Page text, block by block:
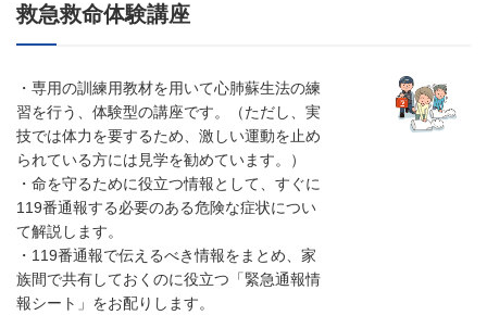
救急救命体験講座
・専用の訓練用教材を用いて心肺蘇生法の練
習を行う、体験型の講座です。（ただし、実
技では体力を要するため、激しい運動を止め
られている方には見学を勧めています。）
・命を守るために役立つ情報として、すぐに
119番通報する必要のある危険な症状につい
て解説します。
・119番通報で伝えるべき情報をまとめ、家
族間で共有しておくのに役立つ「緊急通報情
報シート」をお配りします。